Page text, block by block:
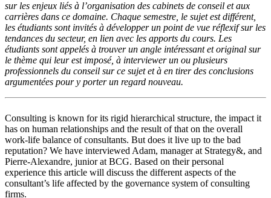
sur les enjeux liés à l’organisation des cabinets de conseil et aux
carrières dans ce domaine. Chaque semestre, le sujet est différent,
les étudiants sont invités à développer un point de vue réflexif sur les
tendances du secteur, en lien avec les apports du cours. Les
étudiants sont appelés à trouver un angle intéressant et original sur
le thème qui leur est imposé, à interviewer un ou plusieurs
professionnels du conseil sur ce sujet et à en tirer des conclusions
argumentées pour y porter un regard nouveau.
Consulting is known for its rigid hierarchical structure, the impact it
has on human relationships and the result of that on the overall
work-life balance of consultants. But does it live up to the bad
reputation? We have interviewed Adam, manager at Strategy&, and
Pierre-Alexandre, junior at BCG. Based on their personal
experience this article will discuss the different aspects of the
consultant’s life affected by the governance system of consulting
firms.